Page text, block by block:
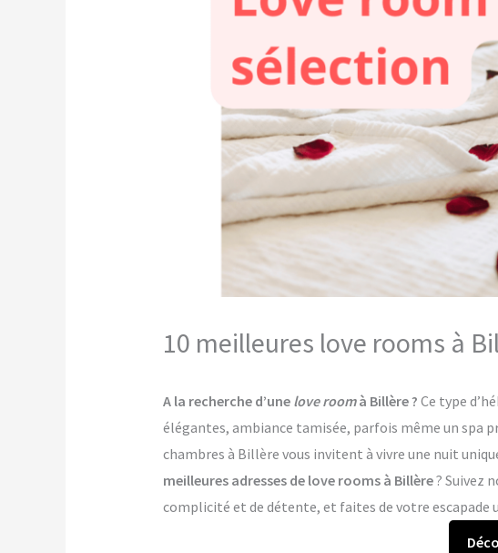
10 meilleures love rooms à
A la recherche d’une love roomà Billère ? Ce type
élégantes, ambiance tamisée, parfois même un spa
chambres à Billère vous invitent à vivre une nuit
meilleures adresses de love rooms à Billère? Suivez
complicité et de détente, et faites de votre escapade